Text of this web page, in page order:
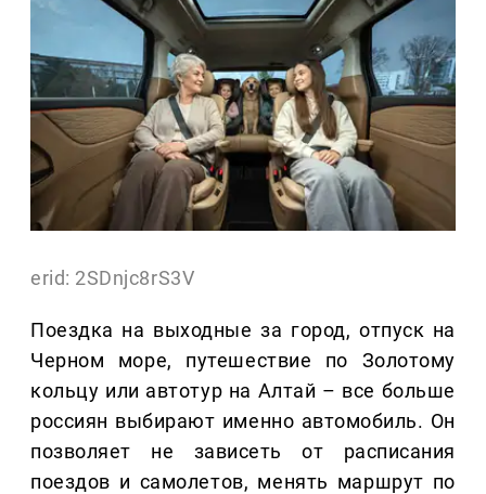
erid: 2SDnjc8rS3V
Поездка на выходные за город, отпуск на
Черном море, путешествие по Золотому
кольцу или автотур на Алтай – все больше
россиян выбирают именно автомобиль. Он
позволяет не зависеть от расписания
поездов и самолетов, менять маршрут по